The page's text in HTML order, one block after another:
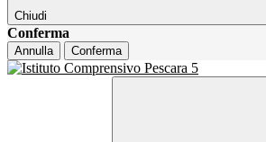
Chiudi
Conferma
Annulla Conferma